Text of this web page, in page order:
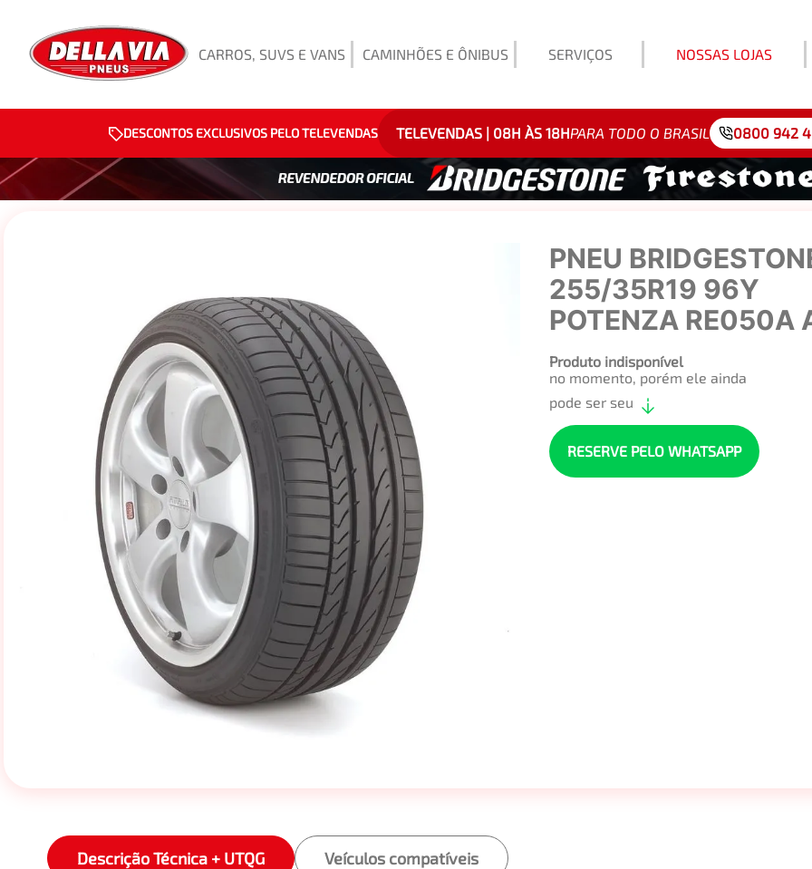
CARROS, SUVS E VANS CAMINHÕES E ÔNIBUS SERVIÇOS NOSSAS LOJAS
DESCONTOS EXCLUSIVOS PELO TELEVENDAS TELEVENDAS | 08H ÀS 18HPARA TODO O BRASIL 0800 942
PNEU
255/35R19 96Y
POTENZA RE050A
Produto indisponível
no momento, porém ele ainda
pode ser seu
RESERVE PELO WHATSAPP
Descrição Técnica + UTQG Veículos compatíveis